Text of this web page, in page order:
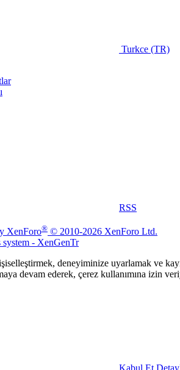
Turkce (TR)
RSS
XenForo® © 2010-2026 XenForo Ltd.
- XenGenTr
deneyiminize uyarlamak ve
devam ederek, çerez kullanımına izin
Kabul Et